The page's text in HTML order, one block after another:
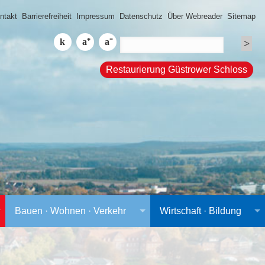
Barrierefreiheit Impressum Datenschutz Über Webreader Sitemap
Restaurierung Güstrower Schloss
Bauen · Wohnen · Verkehr Wirtschaft · Bildung